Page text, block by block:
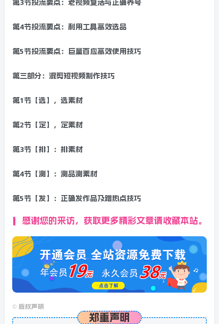
第3节投流要点：老视频复活与正确养号
第4节投流要点：利用工具高效选品
第5节投流要点：巨量百应高效使用技巧
第三部分：混剪短视频制作技巧
第1节【选】，选素材
第2节【定】，定素材
第3节【排】：排素材
第4节【测】：测品测素材
第5节【发】：正确发作品及蹭热点技巧
感谢您的来访，获取更多精彩文章请收藏本站。
© 版权声明
郑重声明